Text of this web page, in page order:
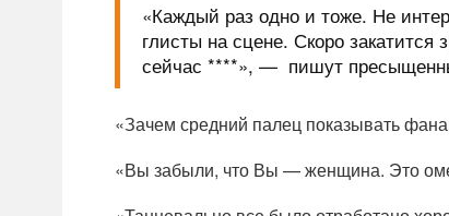
«Каждый раз одно и тоже. Не
глисты на сцене. Скоро
сейчас ****», — пишут
«Зачем средний палец показывать
«Вы забыли, что Вы — женщина. Это